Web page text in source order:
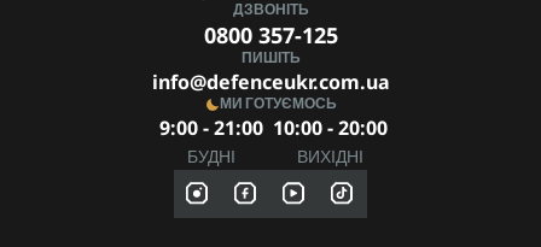
ДЗВОНІТЬ
0800 357-125
ПИШІТЬ
info@defenceukr.com.ua
МИ ГОТУЄМОСЬ
9:00 - 21:00
БУДНІ
10:00 - 20:00
ВИХІДНІ